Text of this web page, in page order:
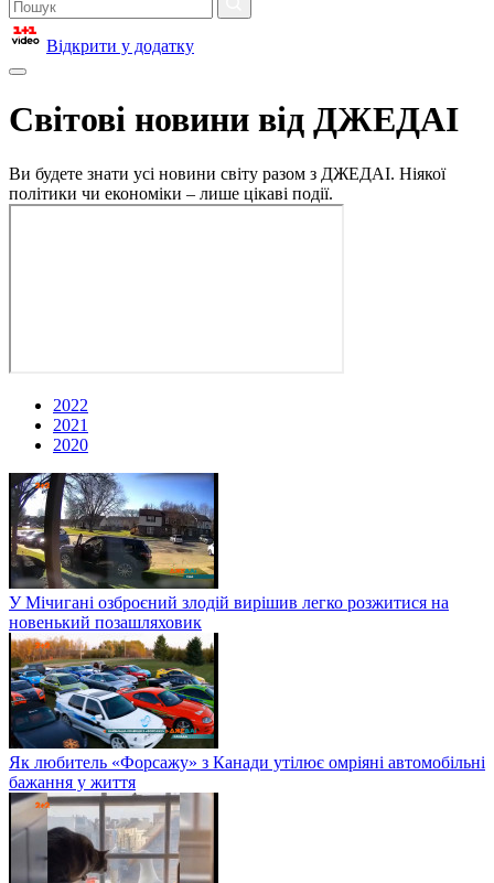
Відкрити у додатку
Світові новини від ДЖЕДАІ
Ви будете знати усі новини світу разом з ДЖЕДАІ. Ніякої
політики чи економіки – лише цікаві події.
2022
2021
2020
У Мічигані озброєний злодій вирішив легко розжитися на
новенький позашляховик
Як любитель «Форсажу» з Канади утілює омріяні автомобільні
бажання у життя